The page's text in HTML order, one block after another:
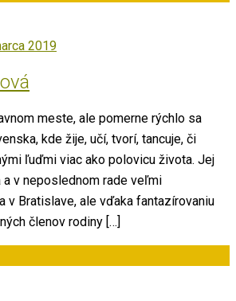
2019
meste, ale pomerne rýchlo sa
kde žije, učí, tvorí, tancuje, či
ľuďmi viac ako polovicu života. Jej
a v neposlednom rade veľmi
v Bratislave, ale vďaka fantazírovaniu
členov rodiny […]